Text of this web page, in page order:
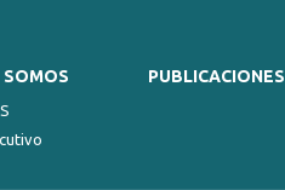
SOMOS PUBLICACIONES